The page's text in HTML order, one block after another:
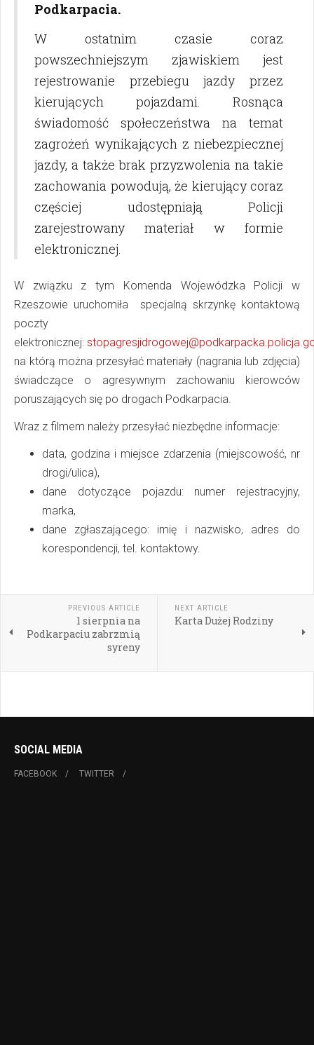
Podkarpacia.
W ostatnim czasie coraz
powszechniejszym zjawiskiem jest
rejestrowanie przebiegu jazdy przez
kierujących pojazdami. Rosnąca
świadomość społeczeństwa na temat
zagrożeń wynikających z niebezpiecznej
jazdy, a także brak przyzwolenia na takie
zachowania powodują, że kierujący coraz
częściej udostępniają Policji
zarejestrowany materiał w formie
elektronicznej.
W związku z tym Komenda Wojewódzka Policji w
Rzeszowie uruchomiła specjalną skrzynkę kontaktową
poczty
elektronicznej:
na którą można przesyłać materiały (nagrania lub zdjęcia)
świadczące o agresywnym zachowaniu kierowców
poruszających się po drogach Podkarpacia.
Wraz z filmem należy przesyłać niezbędne informacje:
data, godzina i miejsce zdarzenia (miejscowość, nr
drogi/ulica),
dane dotyczące pojazdu: numer rejestracyjny,
marka,
dane zgłaszającego: imię i nazwisko, adres do
korespondencji, tel. kontaktowy.
PREVIOUS ARTICLE
1 sierpnia na
Podkarpaciu zabrzmią
syreny
NEXT ARTICLE
Karta Dużej Rodziny
SOCIAL MEDIA
FACEBOOK TWITTER